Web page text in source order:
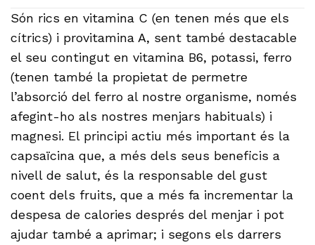
Són rics en vitamina C (en tenen més que els
cítrics) i provitamina A, sent també destacable
el seu contingut en vitamina B6, potassi, ferro
(tenen també la propietat de permetre
l’absorció del ferro al nostre organisme, només
afegint-ho als nostres menjars habituals) i
magnesi. El principi actiu més important és la
capsaïcina que, a més dels seus beneficis a
nivell de salut, és la responsable del gust
coent dels fruits, que a més fa incrementar la
despesa de calories després del menjar i pot
ajudar també a aprimar; i segons els darrers